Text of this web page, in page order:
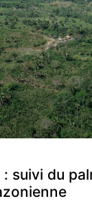
suivi du